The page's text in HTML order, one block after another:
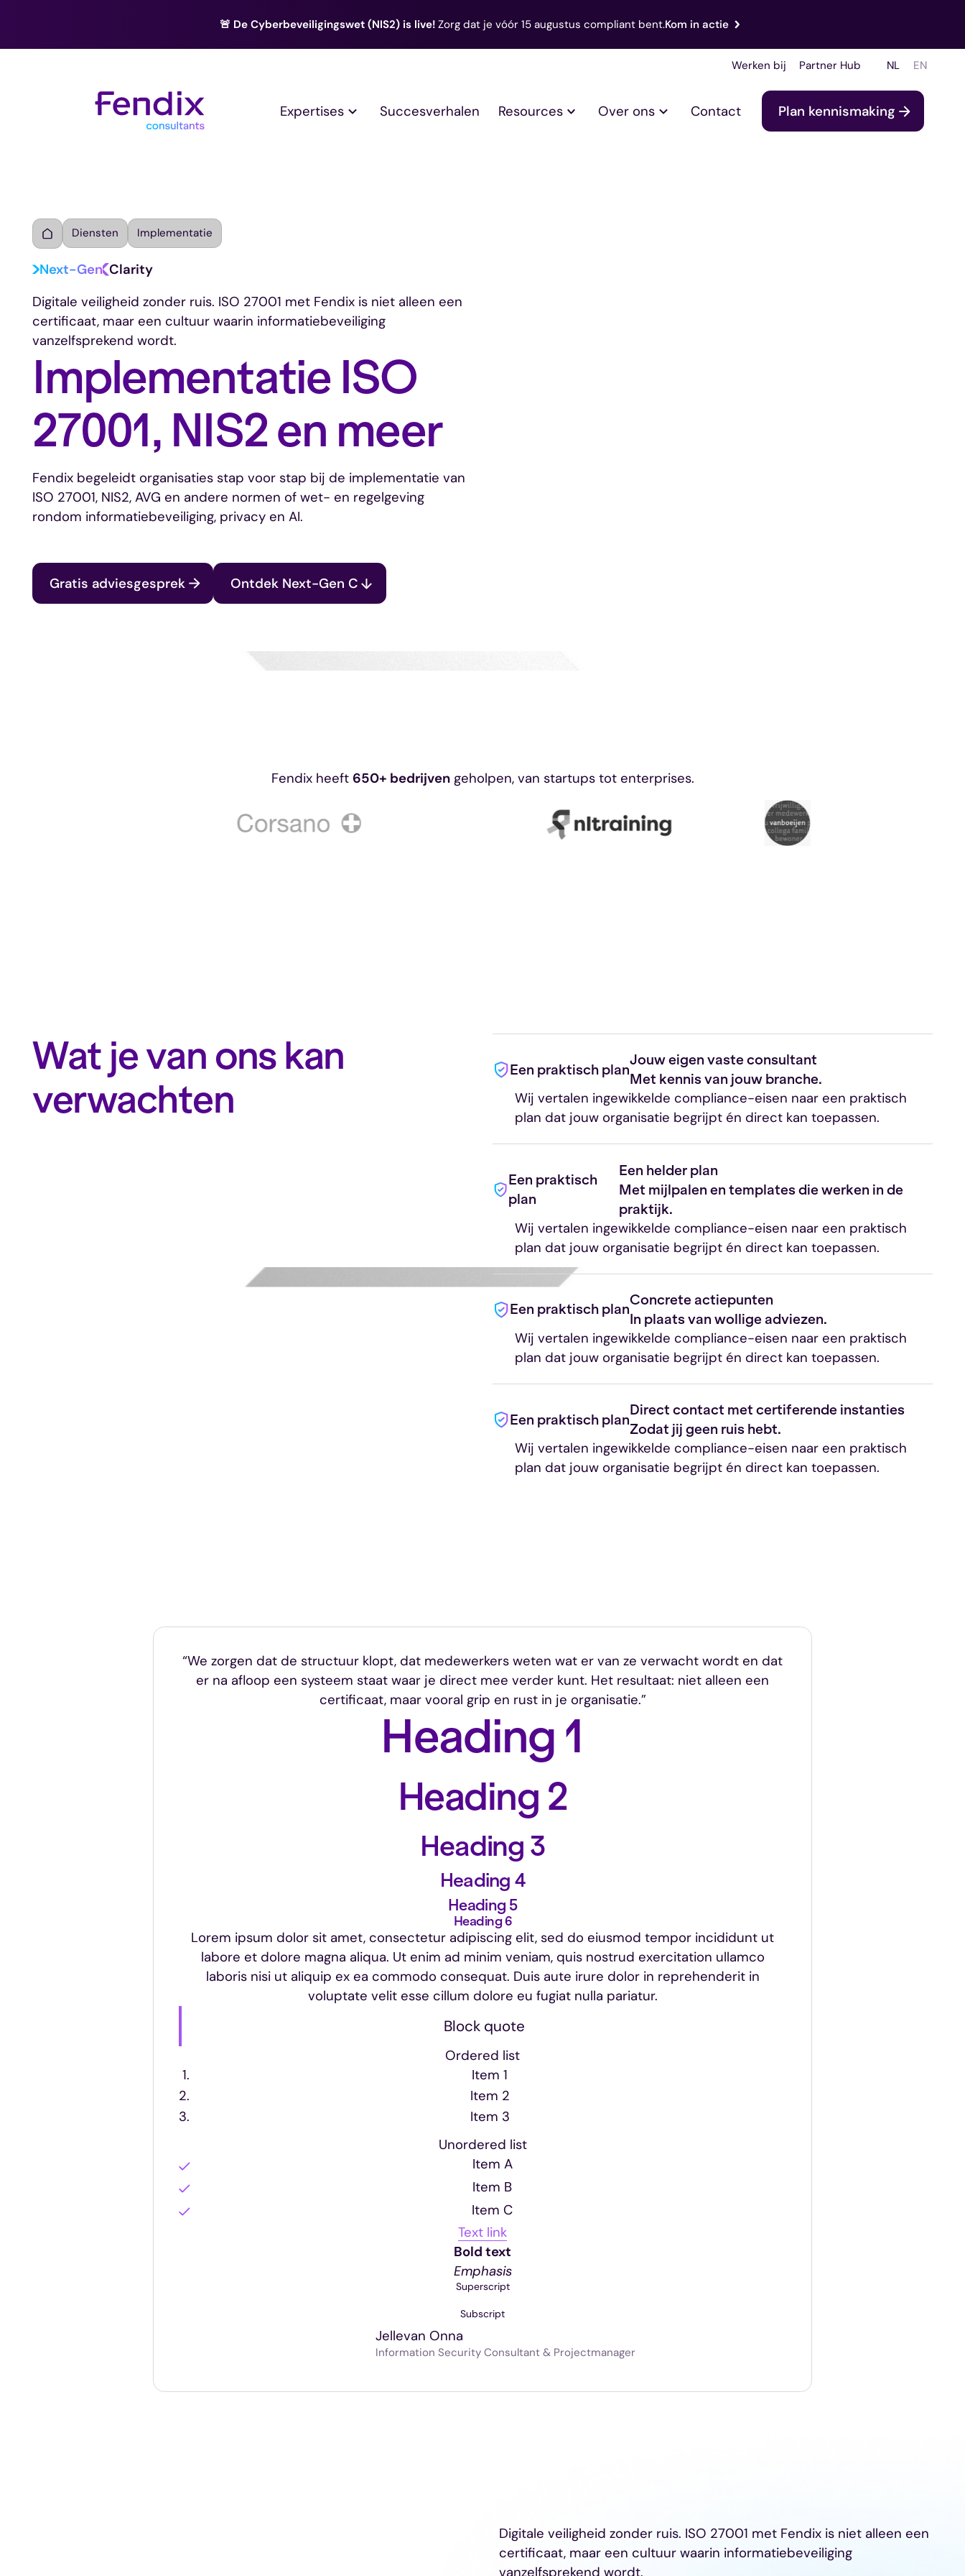
🚨 De Cyberbeveiligingswet (NIS2) is live! Zorg dat je vóór 15 augustus compliant bent.Kom in actie
Werken bij Partner Hub NL EN
Expertises Succesverhalen Resources Over ons Contact Plan kennismaking
Diensten Implementatie
Next-Gen Clarity
Digitale veiligheid zonder ruis. ISO 27001 met Fendix is niet alleen een
certificaat, maar een cultuur waarin informatiebeveiliging
vanzelfsprekend wordt.
Implementatie ISO
27001, NIS2 en meer
Fendix begeleidt organisaties stap voor stap bij de implementatie van
ISO 27001, NIS2, AVG en andere normen of wet- en regelgeving
rondom informatiebeveiliging, privacy en AI.
Gratis adviesgesprek Ontdek Next-Gen C
Fendix heeft 650+ bedrijvengeholpen, van startups tot enterprises.
Wat je van ons kan
verwachten
Een praktisch plan
Jouw eigen vaste consultant
Met kennis van jouw branche.
Wij vertalen ingewikkelde compliance-eisen naar een praktisch
plan dat jouw organisatie begrijpt én direct kan toepassen.
Een praktisch
plan
Een helder plan
Met mijlpalen en templates die werken in de
praktijk.
Wij vertalen ingewikkelde compliance-eisen naar een praktisch
plan dat jouw organisatie begrijpt én direct kan toepassen.
Een praktisch plan
Concrete actiepunten
In plaats van wollige adviezen.
Wij vertalen ingewikkelde compliance-eisen naar een praktisch
plan dat jouw organisatie begrijpt én direct kan toepassen.
Een praktisch plan
Direct contact met certiferende instanties
Zodat jij geen ruis hebt.
Wij vertalen ingewikkelde compliance-eisen naar een praktisch
plan dat jouw organisatie begrijpt én direct kan toepassen.
“We zorgen dat de structuur klopt, dat medewerkers weten wat er van ze verwacht wordt en dat
er na afloop een systeem staat waar je direct mee verder kunt. Het resultaat: niet alleen een
certificaat, maar vooral grip en rust in je organisatie.”
Heading 1
Heading 2
Heading 3
Heading 4
Heading 5
Heading 6
Lorem ipsum dolor sit amet, consectetur adipiscing elit, sed do eiusmod tempor incididunt ut
labore et dolore magna aliqua. Ut enim ad minim veniam, quis nostrud exercitation ullamco
laboris nisi ut aliquip ex ea commodo consequat. Duis aute irure dolor in reprehenderit in
voluptate velit esse cillum dolore eu fugiat nulla pariatur.
Block quote
Ordered list
Item 1
Item 2
Item 3
Unordered list
Item A
Item B
Item C
Text link
Bold text
Emphasis
Superscript
Subscript
Jellevan Onna
Information Security Consultant & Projectmanager
Digitale veiligheid zonder ruis. ISO 27001 met Fendix is niet alleen een
certificaat, maar een cultuur waarin informatiebeveiliging